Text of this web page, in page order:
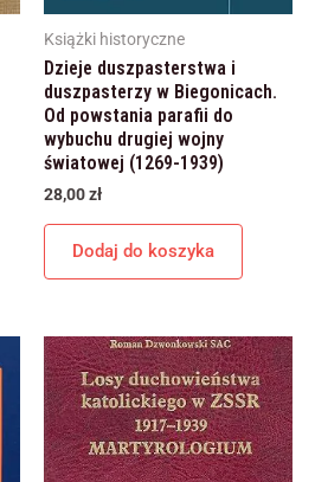
Książki historyczne
Dzieje duszpasterstwa i
duszpasterzy w Biegonicach.
Od powstania parafii do
wybuchu drugiej wojny
światowej (1269-1939)
28,00zł
Dodaj do koszyka
szansę na
zobaczenie
spersonalizowanych
treści i ofert.